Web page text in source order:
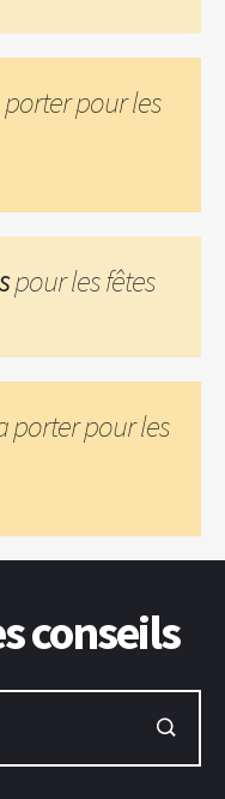
pour les
pour les fêtes
porter pour les
conseils